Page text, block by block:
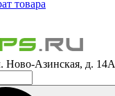
товара
Ново-Азинская, д. 14А